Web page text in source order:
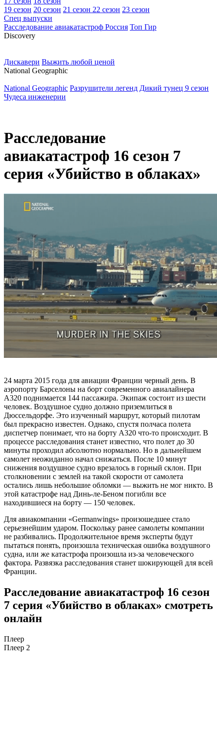
19 сезон 20 сезон 21 сезон 22 сезон 23 сезон
Спец выпуски
Расследование авиакатастроф Россия Топ Гир
Discovery
Дискавери Выжить любой ценой
National Geographic
National Geographic Разрушители легенд Дикий тунец 9 сезон
Чудеса инженерии
Расследование
авиакатастроф 16 сезон 7
серия «Убийство в облаках»
24 марта 2015 года для авиации Франции черный день. В
аэропорту Барселоны на борт современного авиалайнера
A320 поднимается 144 пассажира. Экипаж состоит из шести
человек. Воздушное судно должно приземлиться в
Дюссельдорфе. Это изученный маршрут, который пилотам
был прекрасно известен. Однако, спустя полчаса полета
диспетчер понимает, что на борту A320 что-то происходит. В
процессе расследования станет известно, что полет до 30
минуты проходил абсолютно нормально. Но в дальнейшем
самолет неожиданно начал снижаться. После 10 минут
снижения воздушное судно врезалось в горный склон. При
столкновении с землей на такой скорости от самолета
остались лишь небольшие обломки — выжить не мог никто. В
этой катастрофе над Динь-ле-Беном погибли все
находившиеся на борту — 150 человек.
Для авиакомпании «Germanwings» произошедшее стало
серьезнейшим ударом. Поскольку ранее самолеты компании
не разбивались. Продолжительное время эксперты будут
пытаться понять, произошла техническая ошибка воздушного
судна, или же катастрофа произошла из-за человеческого
фактора. Развязка расследования станет шокирующей для всей
Франции.
Расследование авиакатастроф 16 сезон
7 серия «Убийство в облаках» смотреть
онлайн
Плеер
Плеер 2